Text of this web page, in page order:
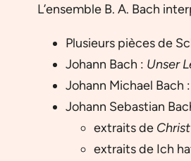
L’ensemble B. A. Bach
Plusieurs pièces de
Johann Bach : Unser
Johann Michael Bach :
Johann Sebastian
extraits de
extraits de Ich